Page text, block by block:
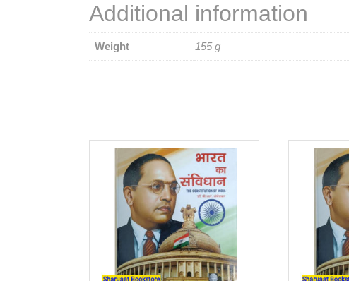
Additional information
Weight 155 g